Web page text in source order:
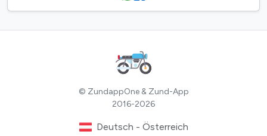
© ZundappOne & Zund-App
2016-2026
Deutsch - Österreich